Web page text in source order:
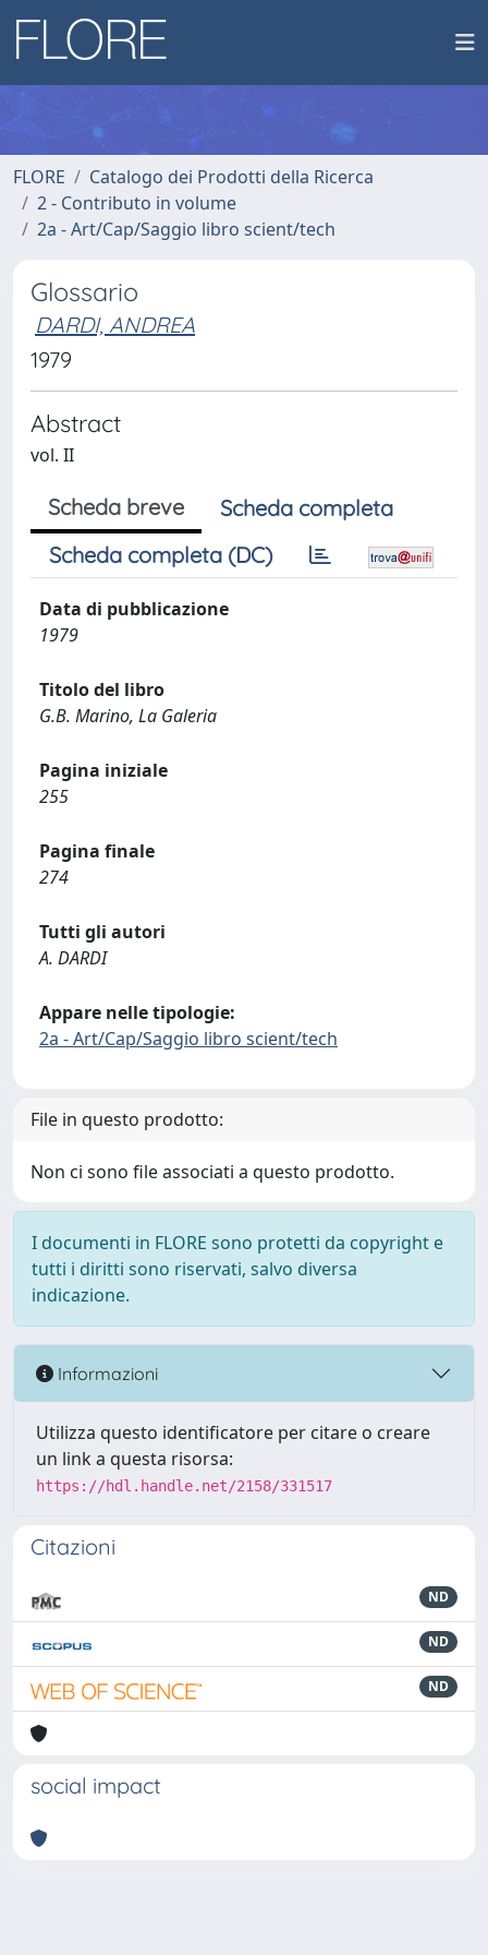
FLORE
Catalogo dei Prodotti della Ricerca
2 - Contributo in volume
2a - Art/Cap/Saggio libro scient/tech
Glossario
DARDI, ANDREA
1979
Abstract
vol. II
Scheda breve
Scheda completa
Scheda completa (DC)
Data di pubblicazione
1979
Titolo del libro
G.B. Marino, La Galeria
Pagina iniziale
255
Pagina finale
274
Tutti gli autori
A. DARDI
Appare nelle tipologie:
2a - Art/Cap/Saggio libro scient/tech
File in questo prodotto:
Non ci sono file associati a questo prodotto.
I documenti in FLORE sono protetti da copyright e
tutti i diritti sono riservati, salvo diversa
indicazione.
Informazioni
Utilizza questo identificatore per citare o creare
un link a questa risorsa:
https://hdl.handle.net/2158/331517
Citazioni
ND
ND
ND
social impact